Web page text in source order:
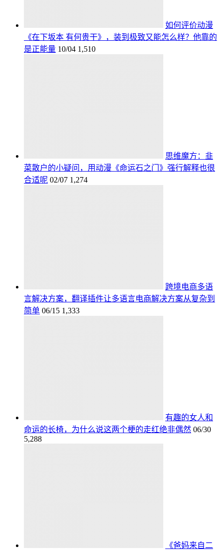
如何评价动漫
《在下坂本 有何贵干》，装到极致又能怎么样？他靠的
是正能量 10/04 1,510
思维魔方：韭
菜散户的小疑问，用动漫《命运石之门》强行解释也很
合适呢 02/07 1,274
跨境电商多语
言解决方案，翻译插件让多语言电商解决方案从复杂到
简单 06/15 1,333
有趣的女人和
命运的长椅，为什么说这两个梗的走红绝非偶然 06/30
5,288
《爸妈来自二